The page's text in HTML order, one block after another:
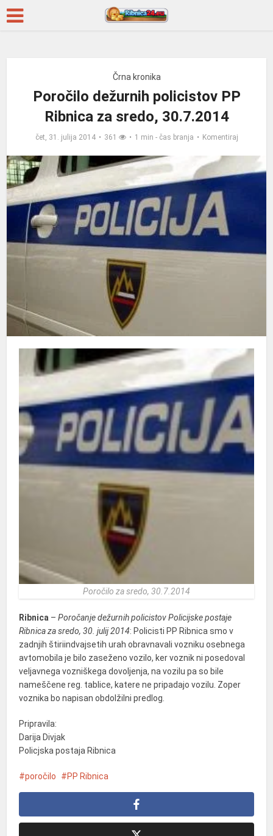
Črna kronika
Poročilo dežurnih policistov PP
Ribnica za sredo, 30.7.2014
čet, 31. julija 2014 361 1 min - čas branja Komentiraj
Poročilo za sredo, 30.7.2014
Ribnica –Poročanje dežurnih policistov Policijske postaje
Ribnica za sredo, 30. julij 2014: Policisti PP Ribnica smo v
zadnjih štiriindvajsetih urah obravnavali vozniku osebnega
avtomobila je bilo zaseženo vozilo, ker voznik ni posedoval
veljavnega vozniškega dovoljenja, na vozilu pa so bile
nameščene reg. tablice, katere ne pripadajo vozilu. Zoper
voznika bo napisan obdolžilni predlog.
Pripravila:
Darija Divjak
Policjska postaja Ribnica
poročilo PP Ribnica